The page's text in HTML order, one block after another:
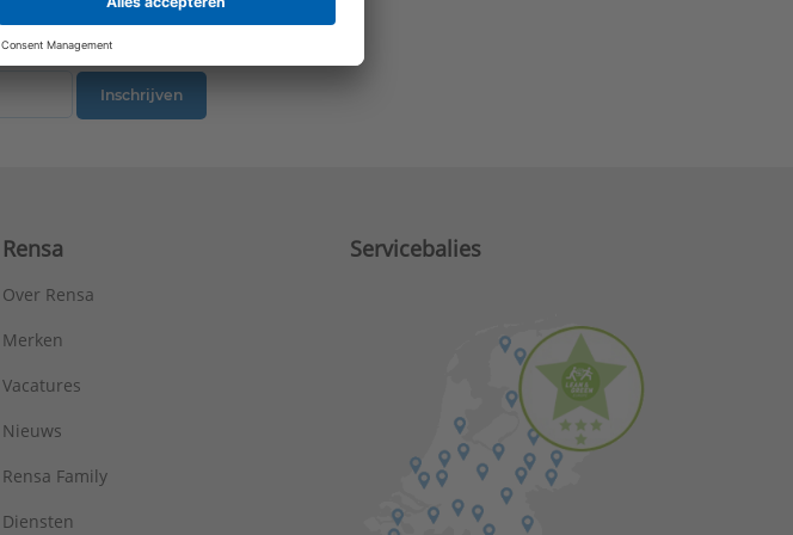
Inschrijven
Rensa
Over Rensa
Merken
Vacatures
Nieuws
Rensa Family
Diensten
Servicebalies